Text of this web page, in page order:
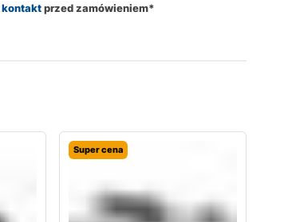
kontaktprzed zamówieniem*
Super cena